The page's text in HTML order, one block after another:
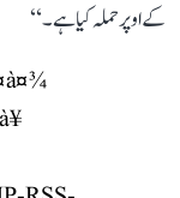
کے اوپر حملہ کیا ہے۔‘‘